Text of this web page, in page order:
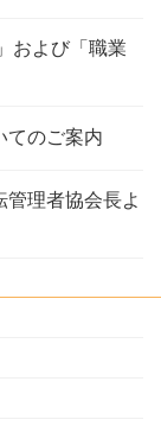
および「職業
てのご案内
理者協会長よ